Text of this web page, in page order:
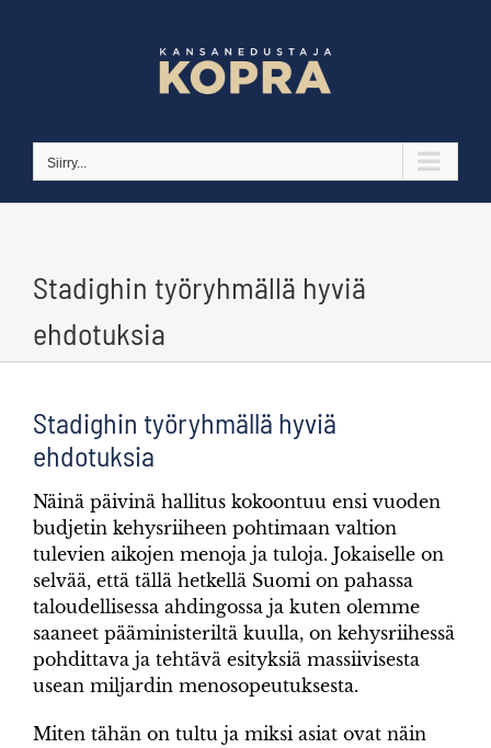
Siirry...
Stadighin työryhmällä hyviä
ehdotuksia
Stadighin työryhmällä hyviä
ehdotuksia
Näinä päivinä hallitus kokoontuu ensi vuoden
budjetin kehysriiheen pohtimaan valtion
tulevien aikojen menoja ja tuloja. Jokaiselle on
selvää, että tällä hetkellä Suomi on pahassa
taloudellisessa ahdingossa ja kuten olemme
saaneet pääministeriltä kuulla, on kehysriihessä
pohdittava ja tehtävä esityksiä massiivisesta
usean miljardin menosopeutuksesta.
Miten tähän on tultu ja miksi asiat ovat näin